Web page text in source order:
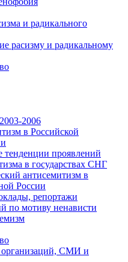
и радикального
расизму и радикальному
2006
в Российской
проявлений
в государствах СНГ
антисемитизм в
России
репортажи
по мотиву ненависти
организаций, СМИ и